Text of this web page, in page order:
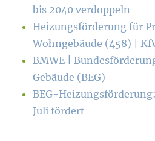
bis 2040 verdoppeln
Heizungsförderung für
Wohngebäude (458) |
BMWE |
Gebäude (BEG)
BEG-
Juli fördert